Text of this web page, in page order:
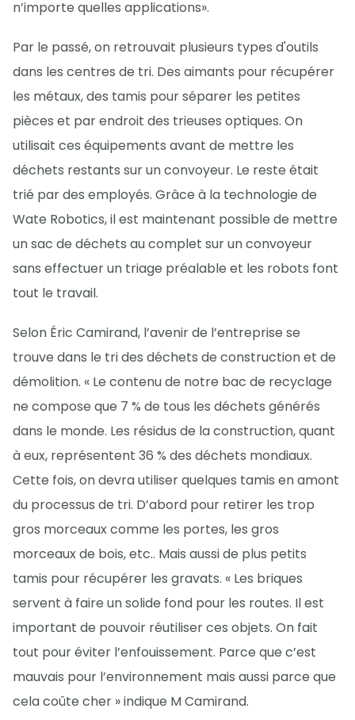
n’importe quelles applications».
Par le passé, on retrouvait plusieurs types d'outils
dans les centres de tri. Des aimants pour récupérer
les métaux, des tamis pour séparer les petites
pièces et par endroit des trieuses optiques. On
utilisait ces équipements avant de mettre les
déchets restants sur un convoyeur. Le reste était
trié par des employés. Grâce à la technologie de
Wate Robotics, il est maintenant possible de mettre
un sac de déchets au complet sur un convoyeur
sans effectuer un triage préalable et les robots font
tout le travail.
Selon Éric Camirand, l’avenir de l’entreprise se
trouve dans le tri des déchets de construction et de
démolition. « Le contenu de notre bac de recyclage
ne compose que 7 % de tous les déchets générés
dans le monde. Les résidus de la construction, quant
à eux, représentent 36 % des déchets mondiaux.
Cette fois, on devra utiliser quelques tamis en amont
du processus de tri. D’abord pour retirer les trop
gros morceaux comme les portes, les gros
morceaux de bois, etc.. Mais aussi de plus petits
tamis pour récupérer les gravats. « Les briques
servent à faire un solide fond pour les routes. Il est
important de pouvoir réutiliser ces objets. On fait
tout pour éviter l’enfouissement. Parce que c’est
mauvais pour l’environnement mais aussi parce que
cela coûte cher » indique M Camirand.